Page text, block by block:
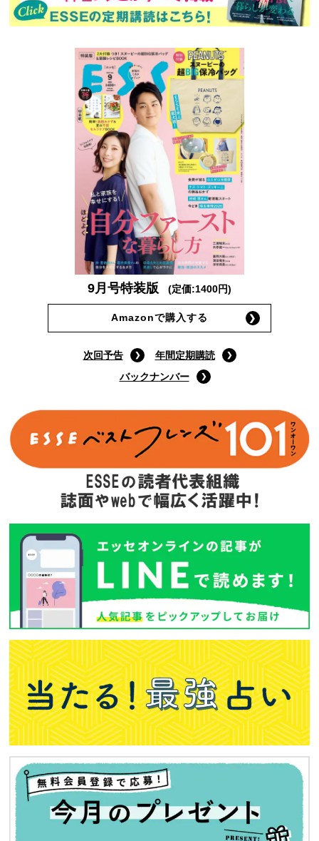
9月号特装版 (定価:1400円)
Amazonで購入する
次回予告
年間定期購読
バックナンバー